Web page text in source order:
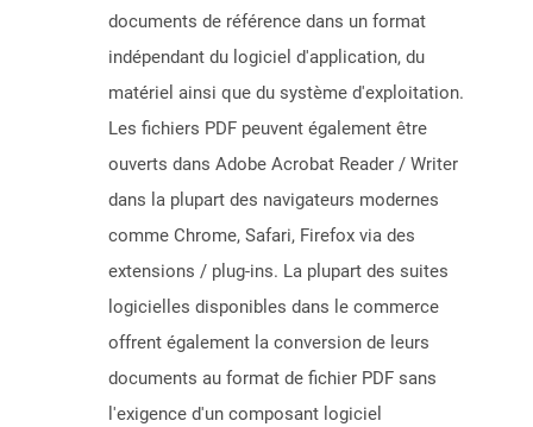
documents de référence dans un format
indépendant du logiciel d'application, du
matériel ainsi que du système d'exploitation.
Les fichiers PDF peuvent également être
ouverts dans Adobe Acrobat Reader / Writer
dans la plupart des navigateurs modernes
comme Chrome, Safari, Firefox via des
extensions / plug-ins. La plupart des suites
logicielles disponibles dans le commerce
offrent également la conversion de leurs
documents au format de fichier PDF sans
l'exigence d'un composant logiciel